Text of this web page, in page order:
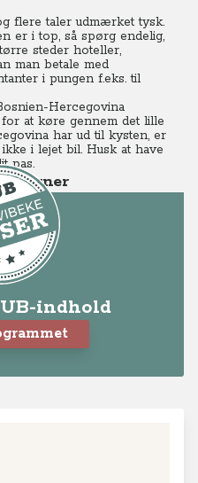
flere taler udmærket tysk.
er i top, så spørg endelig,
steder hoteller,
man betale med
i pungen f.eks. til
Hercegovina
at køre gennem det lille
har ud til kysten, er
i lejet bil. Husk at have
pas.
Kvarner
indhold